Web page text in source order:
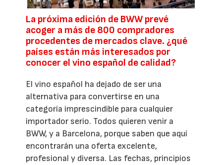
La próxima edición de BWW prevé
acoger a más de 800 compradores
procedentes de mercados clave. ¿qué
países están más interesados por
conocer el vino español de calidad?
El vino español ha dejado de ser una
alternativa para convertirse en una
categoría imprescindible para cualquier
importador serio. Todos quieren venir a
BWW, y a Barcelona, porque saben que aquí
encontrarán una oferta excelente,
profesional y diversa. Las fechas, principios